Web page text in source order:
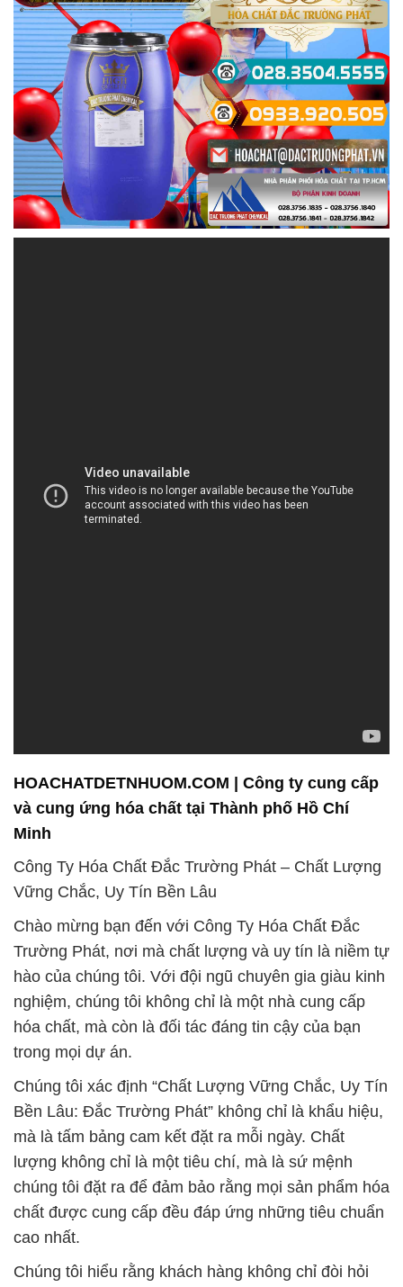
HOACHATDETNHUOM.COM | Công ty cung cấp
và cung ứng hóa chất tại Thành phố Hồ Chí
Minh
Công Ty Hóa Chất Đắc Trường Phát – Chất Lượng
Vững Chắc, Uy Tín Bền Lâu
Chào mừng bạn đến với Công Ty Hóa Chất Đắc
Trường Phát, nơi mà chất lượng và uy tín là niềm tự
hào của chúng tôi. Với đội ngũ chuyên gia giàu kinh
nghiệm, chúng tôi không chỉ là một nhà cung cấp
hóa chất, mà còn là đối tác đáng tin cậy của bạn
trong mọi dự án.
Chúng tôi xác định “Chất Lượng Vững Chắc, Uy Tín
Bền Lâu: Đắc Trường Phát” không chỉ là khẩu hiệu,
mà là tấm bảng cam kết đặt ra mỗi ngày. Chất
lượng không chỉ là một tiêu chí, mà là sứ mệnh
chúng tôi đặt ra để đảm bảo rằng mọi sản phẩm hóa
chất được cung cấp đều đáp ứng những tiêu chuẩn
cao nhất.
Chúng tôi hiểu rằng khách hàng không chỉ đòi hỏi